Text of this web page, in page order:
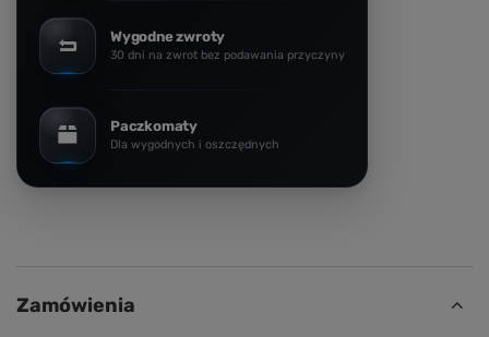
Wygodne zwroty
30 dni na zwrot bez podawania przyczyny
Paczkomaty
Dla wygodnych i oszczędnych
Zamówienia